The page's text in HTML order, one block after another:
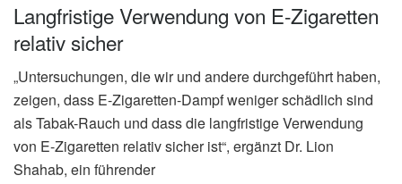
Langfristige Verwendung von E-Zigaretten
relativ sicher
„Untersuchungen, die wir und andere durchgeführt haben,
zeigen, dass E-Zigaretten-Dampf weniger schädlich sind
als Tabak-Rauch und dass die langfristige Verwendung
von E-Zigaretten relativ sicher ist“, ergänzt Dr. Lion
Shahab, ein führender